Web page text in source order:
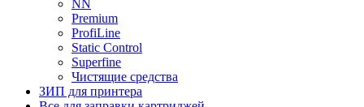
NN
Premium
ProfiLine
Static Control
Superfine
Чистящие средства
ЗИП для принтера